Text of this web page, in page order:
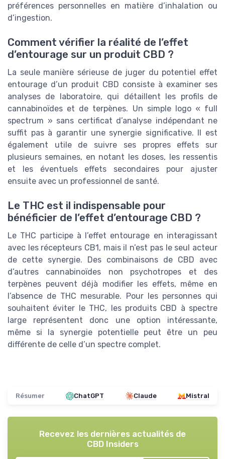
préférences personnelles en matière d’inhalation ou
d’ingestion.
Comment vérifier la réalité de l’effet
d’entourage sur un produit CBD ?
La seule manière sérieuse de juger du potentiel effet
entourage d’un produit CBD consiste à examiner ses
analyses de laboratoire, qui détaillent les profils de
cannabinoïdes et de terpènes. Un simple logo « full
spectrum » sans certificat d’analyse indépendant ne
suffit pas à garantir une synergie significative. Il est
également utile de suivre ses propres effets sur
plusieurs semaines, en notant les doses, les ressentis
et les éventuels effets secondaires pour ajuster
ensuite avec un professionnel de santé.
Le THC est il indispensable pour
bénéficier de l’effet d’entourage CBD ?
Le THC participe à l’effet entourage en interagissant
avec les récepteurs CB1, mais il n’est pas le seul acteur
de cette synergie. Des combinaisons de CBD avec
d’autres cannabinoïdes non psychotropes et des
terpènes peuvent déjà modifier les effets, même en
l’absence de THC mesurable. Pour les personnes qui
souhaitent éviter le THC, les produits CBD à spectre
large représentent donc une option intéressante,
même si la synergie potentielle peut être un peu
différente de celle d’un spectre complet.
Résumer ChatGPT Claude Mistral
Recevez les dernières actualités de
CBD Insiders